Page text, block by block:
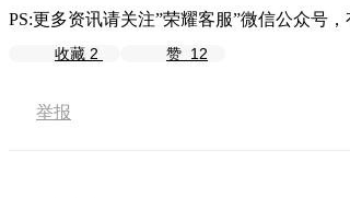
PS:更多资讯请关注”荣耀客服”微信公众号
收藏 2 赞 12
举报